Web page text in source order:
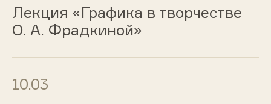
Лекция «Графика в творчестве
О. А. Фрадкиной»
10.03